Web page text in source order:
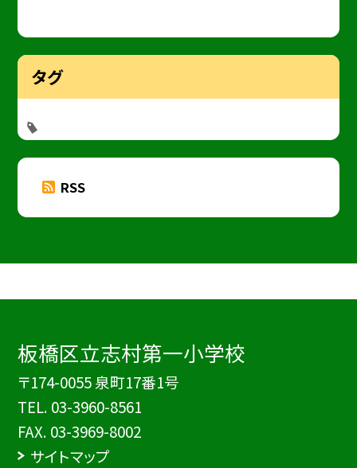
タグ
RSS
板橋区立志村第一小学校
〒174-0055 泉町17番1号
TEL. 03-3960-8561
FAX. 03-3969-8002
サイトマップ